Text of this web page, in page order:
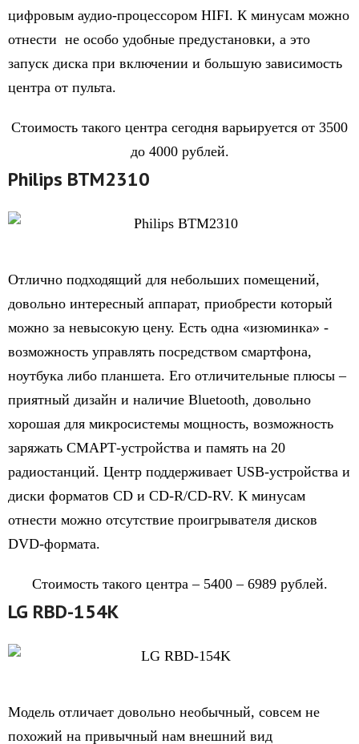
цифровым аудио-процессором HIFI. К минусам можно
отнести не особо удобные предустановки, а это
запуск диска при включении и большую зависимость
центра от пульта.
Стоимость такого центра сегодня варьируется от 3500
до 4000 рублей.
Philips BTM2310
Отлично подходящий для небольших помещений,
довольно интересный аппарат, приобрести который
можно за невысокую цену. Есть одна «изюминка» -
возможность управлять посредством смартфона,
ноутбука либо планшета. Его отличительные плюсы –
приятный дизайн и наличие Bluetooth, довольно
хорошая для микросистемы мощность, возможность
заряжать СМАРТ-устройства и память на 20
радиостанций. Центр поддерживает USB-устройства и
диски форматов CD и CD-R/CD-RV. К минусам
отнести можно отсутствие проигрывателя дисков
DVD-формата.
Стоимость такого центра – 5400 – 6989 рублей.
LG RBD-154K
Модель отличает довольно необычный, совсем не
похожий на привычный нам внешний вид